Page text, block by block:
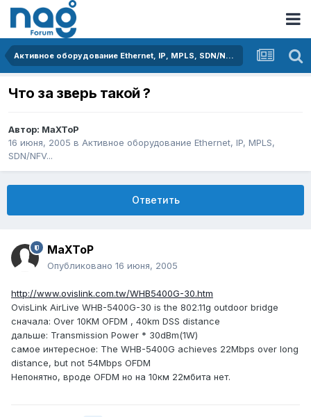
Активное оборудование Ethernet, IP, MPLS, SDN/NFV...
Что за зверь такой ?
Автор: MaXToP
16 июня, 2005 в Активное оборудование Ethernet, IP, MPLS,
SDN/NFV...
Ответить
MaXToP
Опубликовано 16 июня, 2005
http://www.ovislink.com.tw/WHB5400G-30.htm
OvisLink AirLive WHB-5400G-30 is the 802.11g outdoor bridge
сначала: Over 10KM OFDM , 40km DSS distance
дальше: Transmission Power * 30dBm(1W)
самое интересное: The WHB-5400G achieves 22Mbps over long
distance, but not 54Mbps OFDM
Непонятно, вроде OFDM но на 10км 22мбита нет.